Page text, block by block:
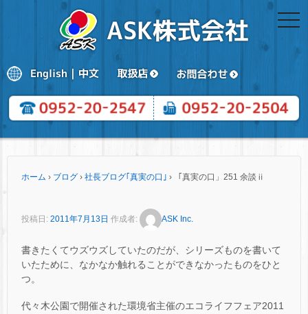
ホーム › ブログ › 社長ブログ｢真実の口｣ › 「真実の口」251 余談ⅱ
投稿日: 2011年7月13日 作成者: ASK Inc.
書きたくてウズウズしていたのだが、シリーズものを書いて
いたために、なかなか触れることができなかったものをひと
つ。
代々木公園で開催された環境省主催のエコライフフェア2011